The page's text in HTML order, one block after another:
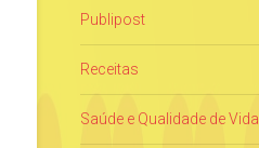
Publipost
Receitas
Saúde e Qualidade de Vida